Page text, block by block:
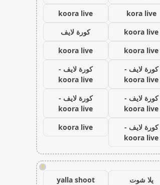
kora live
koora live
koora live
كورة لايف
koora live
koora live
كورة لايف -
koora live
كورة لايف -
koora live
كورة لايف -
koora live
كورة لايف -
koora live
كورة لايف -
koora live
koora live
!
يلا شوت
yalla shoot